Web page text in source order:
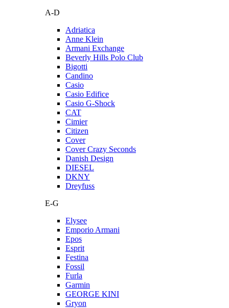
A-D
Adriatica
Anne Klein
Armani Exchange
Beverly Hills Polo Club
Bigotti
Candino
Casio
Casio Edifice
Casio G-Shock
CAT
Cimier
Citizen
Cover
Cover Crazy Seconds
Danish Design
DIESEL
DKNY
Dreyfuss
E-G
Elysee
Emporio Armani
Epos
Esprit
Festina
Fossil
Furla
Garmin
GEORGE KINI
Gryon